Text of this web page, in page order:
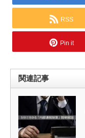
RSS
Pin it
関連記事